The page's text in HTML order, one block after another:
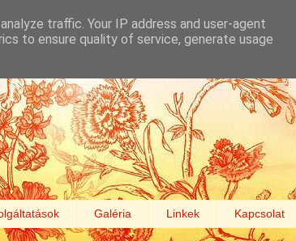
Galéria Linkek Kapcsolat
traffic. Your IP address and user-agent
to ensure quality of service, generate usage